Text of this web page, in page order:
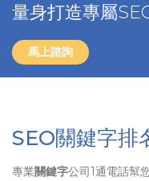
量身打造專屬
馬上諮詢
SEO關鍵字排
專業關鍵字公司1通電話幫